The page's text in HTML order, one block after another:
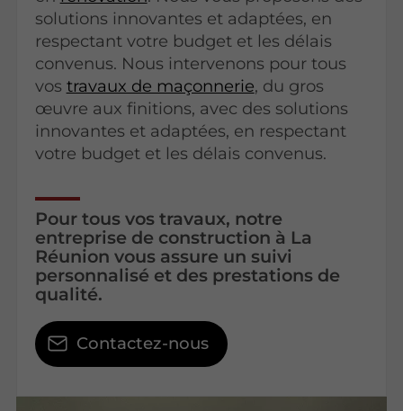
solutions innovantes et adaptées, en
respectant votre budget et les délais
convenus. Nous intervenons pour tous
vos travaux de maçonnerie, du gros
œuvre aux finitions, avec des solutions
innovantes et adaptées, en respectant
votre budget et les délais convenus.
Pour tous vos travaux, notre
entreprise de construction à La
Réunion vous assure un suivi
personnalisé et des prestations de
qualité.
Contactez-nous